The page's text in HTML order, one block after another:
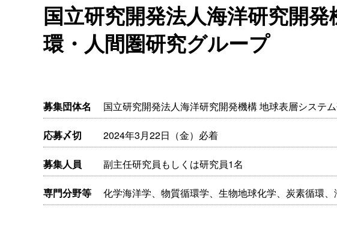
国立研究開発法人海洋研究開
環・人間圏研究グループ
募集団体名 国立研究開発法人海洋研究開発機構 地球表層システ
応募〆切 2024年3月22日（金）必着
募集人員 副主任研究員もしくは研究員1名
専門分野等 化学海洋学、物質循環学、生物地球化学、炭素循環